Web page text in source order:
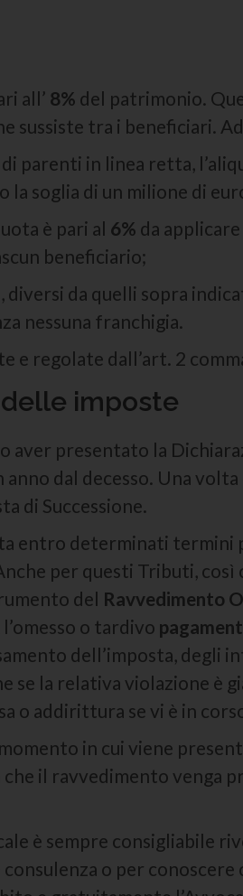
all’ 8% del patrimonio.
sussiste tra i beneficiari.
parenti in linea retta,
soglia di un milione di
è pari al 6% da
beneficiario;
da quelli sopra
nessuna franchigia.
e regolate dall’art. 2
imposte
aver presentato la
dal decesso. Una
di Successione.
entro determinati termini
per questi Tributi, così
del Ravvedimento
o tardivo
dell’imposta, degli
se la relativa violazione è
o addirittura se vi è in
in cui viene
che il ravvedimento venga
è sempre consigliabile
o per